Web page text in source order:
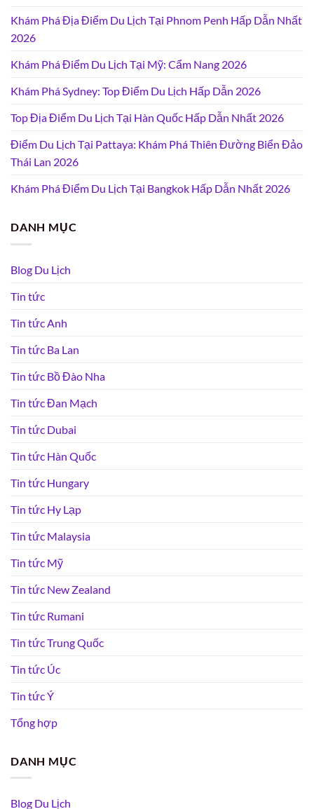
Khám Phá Địa Điểm Du Lịch Tại Phnom Penh Hấp Dẫn Nhất
2026
Khám Phá Điểm Du Lịch Tại Mỹ: Cẩm Nang 2026
Khám Phá Sydney: Top Điểm Du Lịch Hấp Dẫn 2026
Top Địa Điểm Du Lịch Tại Hàn Quốc Hấp Dẫn Nhất 2026
Điểm Du Lịch Tại Pattaya: Khám Phá Thiên Đường Biển Đảo
Thái Lan 2026
Khám Phá Điểm Du Lịch Tại Bangkok Hấp Dẫn Nhất 2026
DANH MỤC
Blog Du Lịch
Tin tức
Tin tức Anh
Tin tức Ba Lan
Tin tức Bồ Đào Nha
Tin tức Đan Mạch
Tin tức Dubai
Tin tức Hàn Quốc
Tin tức Hungary
Tin tức Hy Lạp
Tin tức Malaysia
Tin tức Mỹ
Tin tức New Zealand
Tin tức Rumani
Tin tức Trung Quốc
Tin tức Úc
Tin tức Ý
Tổng hợp
DANH MỤC
Blog Du Lịch